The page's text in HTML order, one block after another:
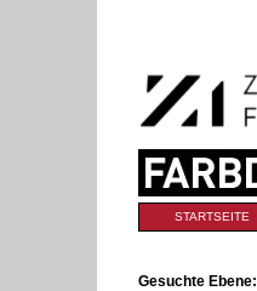
Navigation
Sektionen
STARTSEITE
Gesuchte Ebene: